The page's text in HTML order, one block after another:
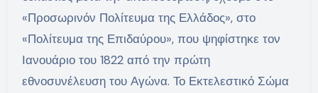
«Προσωρινόν Πολίτευμα της Ελλάδος», στο
«Πολίτευμα της Επιδαύρου», που ψηφίστηκε τον
Ιανουάριο του 1822 από την πρώτη
εθνοσυνέλευση του Αγώνα. Το Εκτελεστικό Σώμα